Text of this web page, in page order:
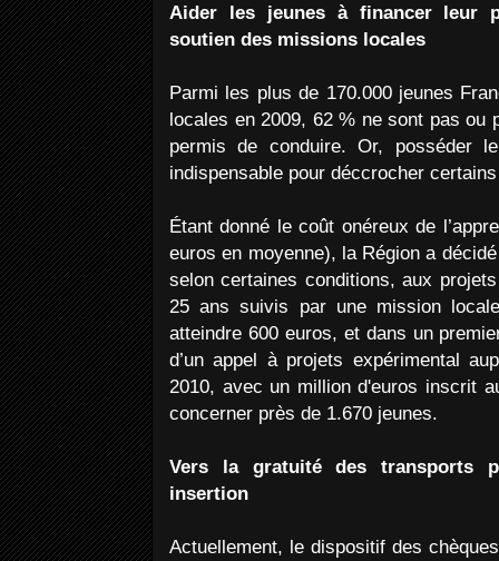
Aider les jeunes à financer leur
soutien des missions locales
Parmi les plus de 170.000 jeunes
locales en 2009, 62 % ne sont pas ou
permis de conduire. Or, posséder
indispensable pour déccrocher
Étant donné le coût onéreux de
euros en moyenne), la Région a
selon certaines conditions, aux
25 ans suivis par une mission
atteindre 600 euros, et dans un
d’un appel à projets expérimental
2010, avec un million d'euros inscrit
concerner près de 1.670 jeunes.
Vers la gratuité des transports
insertion
Actuellement, le dispositif des